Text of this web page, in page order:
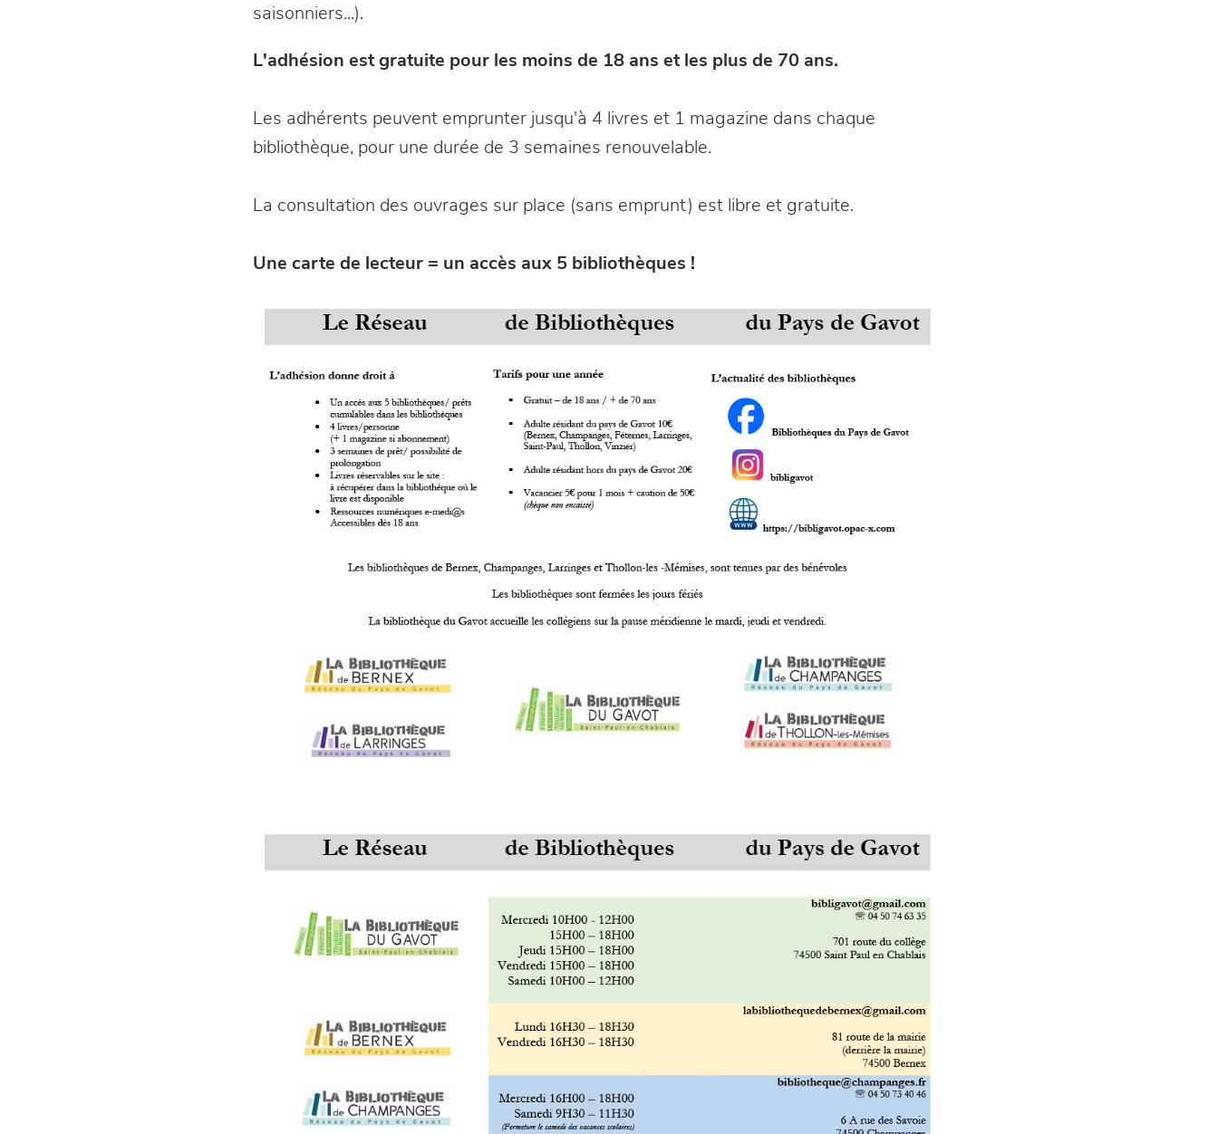
saisonniers...).
L'adhésion est gratuite pour les moins de 18 ans et les plus de 70 ans.
Les adhérents peuvent emprunter jusqu'à 4 livres et 1 magazine dans chaque
bibliothèque, pour une durée de 3 semaines renouvelable.
La consultation des ouvrages sur place (sans emprunt) est libre et gratuite.
Une carte de lecteur = un accès aux 5 bibliothèques !